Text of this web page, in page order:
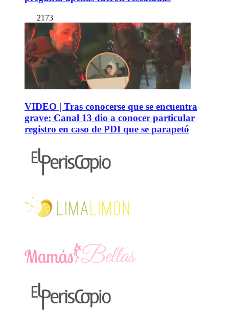
2173
VIDEO | Tras conocerse que se encuentra
grave: Canal 13 dio a conocer particular
registro en caso de PDI que se parapetó